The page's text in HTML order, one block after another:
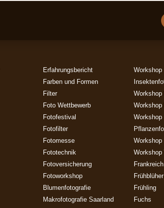
Erfahrungsbericht
Farben und Formen
Filter
Foto Wettbewerb
Fotofestival
Fotofilter
Fotomesse
Fototechnik
Fotoversicherung
Fotoworkshop
Blumenfotografie
Makrofotografie Saarland
Workshop
Workshop
Workshop
Workshop
Workshop
Workshop
Frankreich
Frühblüher
Frühling
Fuchs